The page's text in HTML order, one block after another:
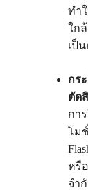
ทำ
ใก
เป็
กร
ตัด
กา
โม
หรื
จำ